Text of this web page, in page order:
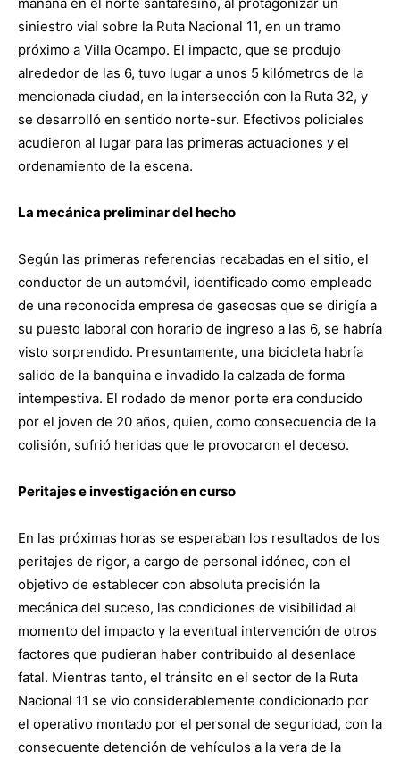
siniestro vial sobre la Ruta Nacional 11, en un tramo
próximo a Villa Ocampo. El impacto, que se produjo
alrededor de las 6, tuvo lugar a unos 5 kilómetros de la
mencionada ciudad, en la intersección con la Ruta 32, y
se desarrolló en sentido norte-sur. Efectivos policiales
acudieron al lugar para las primeras actuaciones y el
ordenamiento de la escena.
La mecánica preliminar del hecho
Según las primeras referencias recabadas en el sitio, el
conductor de un automóvil, identificado como empleado
de una reconocida empresa de gaseosas que se dirigía a
su puesto laboral con horario de ingreso a las 6, se habría
visto sorprendido. Presuntamente, una bicicleta habría
salido de la banquina e invadido la calzada de forma
intempestiva. El rodado de menor porte era conducido
por el joven de 20 años, quien, como consecuencia de la
colisión, sufrió heridas que le provocaron el deceso.
Peritajes e investigación en curso
En las próximas horas se esperaban los resultados de los
peritajes de rigor, a cargo de personal idóneo, con el
objetivo de establecer con absoluta precisión la
mecánica del suceso, las condiciones de visibilidad al
momento del impacto y la eventual intervención de otros
factores que pudieran haber contribuido al desenlace
fatal. Mientras tanto, el tránsito en el sector de la Ruta
Nacional 11 se vio considerablemente condicionado por
el operativo montado por el personal de seguridad, con la
consecuente detención de vehículos a la vera de la